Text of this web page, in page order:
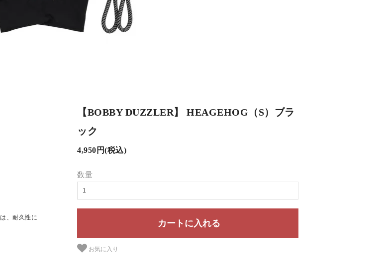
【BOBBY DUZZLER】 HEAGEHOG（S）ブラ
ック
4,950円(税込)
数量
お気に入り
、耐久性に